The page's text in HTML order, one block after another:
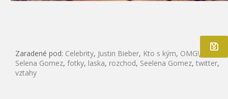
Zaradené pod: Celebrity, Justin Bieber, Kto s kým, OMG!,
Selena Gomez, fotky, laska, rozchod, Seelena Gomez, twitter,
vztahy